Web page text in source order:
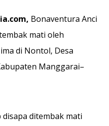
Bonaventura Anci
mati oleh
di Nontol, Desa
Manggarai–
ditembak mati